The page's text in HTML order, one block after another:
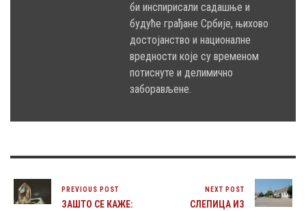
би инспирисали садашње и
будуће грађане Србије, њихово
достојанство и националне
вредности које су временом
потиснуте и делимично
заборављене.
PREVIOUS POST
ЗАШТО СЕ КАЖЕ:
NEXT POST
СЛЕПИЦА ИЗ